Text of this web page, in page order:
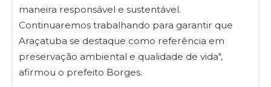
maneira responsável e sustentável.
Continuaremos trabalhando para garantir que
Araçatuba se destaque como referência em
preservação ambiental e qualidade de vida",
afirmou o prefeito Borges.